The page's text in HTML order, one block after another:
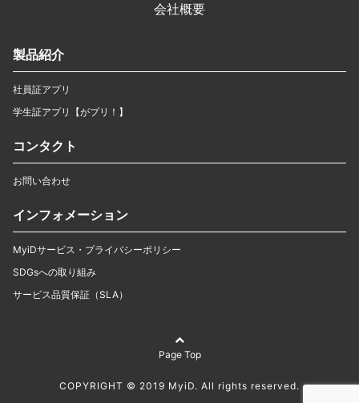
会社概要
製品紹介
社員証アプリ
学生証アプリ【がプリ！】
コンタクト
お問い合わせ
インフォメーション
MyiDサービス・プライバシーポリシー
SDGsへの取り組み
サービス品質保証（SLA）
Page Top
COPYRIGHT © 2019 MyiD. All rights reserved.